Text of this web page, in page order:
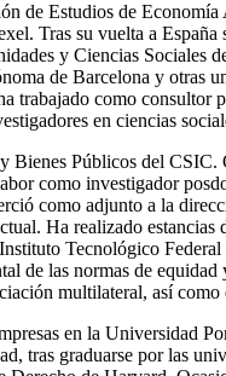
de Estudios de
Tras su vuelta a
y Ciencias
de Barcelona y otras
trabajado como consultor
en ciencias
Bienes Públicos del
como investigador
como adjunto a la
Ha realizado
Tecnológico
de las normas de
multilateral, así
en la Universidad
tras graduarse por las